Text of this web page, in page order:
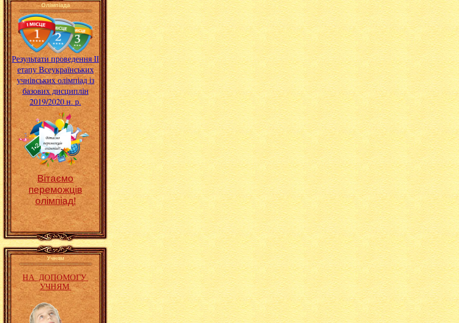
Олімпіада
Результати проведення ІІ
етапу Всеукраїнських
учнівських олімпіад із
базових дисциплін
2019/2020 н. р.
Вітаємо
переможців
олімпіад!
Учням
НА ДОПОМОГУ
УЧНЯМ